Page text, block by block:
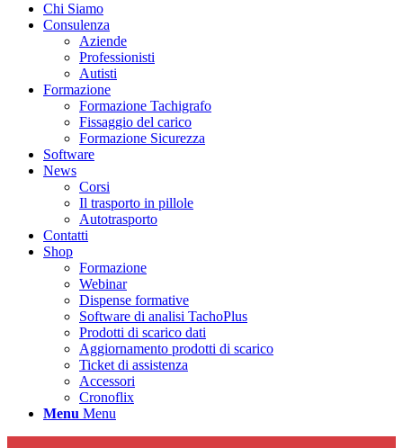
Chi Siamo
Consulenza
Aziende
Professionisti
Autisti
Formazione
Formazione Tachigrafo
Fissaggio del carico
Formazione Sicurezza
Software
News
Corsi
Il trasporto in pillole
Autotrasporto
Contatti
Shop
Formazione
Webinar
Dispense formative
Software di analisi TachoPlus
Prodotti di scarico dati
Aggiornamento prodotti di scarico
Ticket di assistenza
Accessori
Cronoflix
Menu Menu